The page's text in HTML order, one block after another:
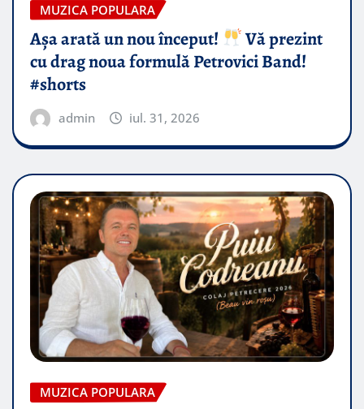
MUZICA POPULARA
Așa arată un nou început!
Vă prezint
cu drag noua formulă Petrovici Band!
#shorts
admin iul. 31, 2026
MUZICA POPULARA